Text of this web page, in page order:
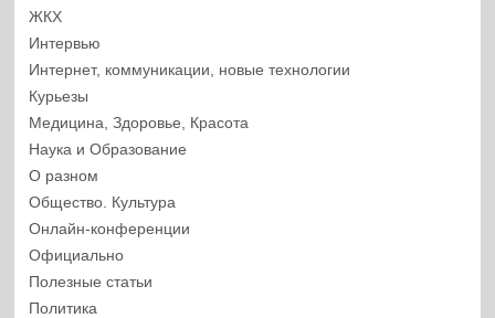
ЖКХ
Интервью
Интернет, коммуникации, новые технологии
Курьезы
Медицина, Здоровье, Красота
Наука и Образование
О разном
Общество. Культура
Онлайн-конференции
Официально
Полезные статьи
Политика